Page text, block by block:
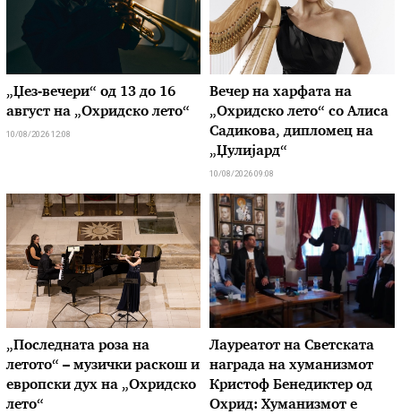
„Џез-вечери“ од 13 до 16
август на „Охридско лето“
10/08/2026 12:08
Вечер на харфата на
„Охридско лето“ со Алиса
Садикова, дипломец на
„Џулијард“
10/08/2026 09:08
„Последната роза на
летото“ – музички раскош и
европски дух на „Охридско
лето“
Лауреатот на Светската
награда на хуманизмот
Кристоф Бенедиктер од
Охрид: Хуманизмот е